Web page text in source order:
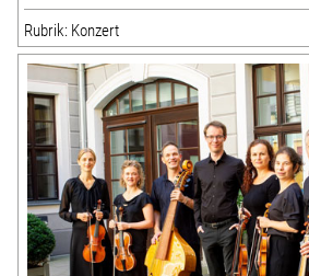
Rubrik: Konzert